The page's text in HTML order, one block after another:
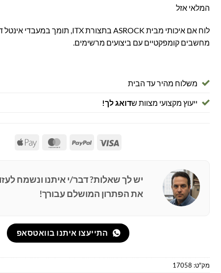
המלאי אזל
מחשבים קומפקטיים עם ביצועים מרשימים.
משלוח מהיר עד הבית
ייעוץ מקצועי מצוות שדואג לך!
Visa
PayPal
MasterCard
Apple
יש לך שאלות? דבר/י איתנו ונשמח
את הפתרון המושלם עבורך!
התייעצו איתנו בוואטסאפ
מק"ט: 17058